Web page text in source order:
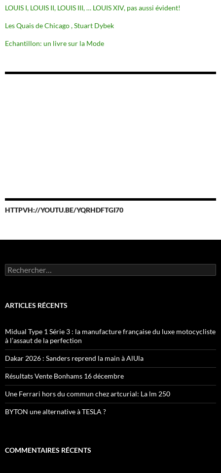
LOUIS I, LOUIS II, LOUIS III, … LOUIS XIV, pas aussi évident!
Les Quais de Chicago , Stuart Dybek
Echantillon: un livre sur la Mode
HTTPVH://YOUTU.BE/YQRHDFTGI70
Rechercher :
ARTICLES RÉCENTS
Midual Type 1 Série 3 : la manufacture française du luxe motocycliste
à l’assaut de la perfection
Dakar 2026 : Sanders reprend la main à AlUla
Résultats Vente Bonhams 16 décembre
Une Ferrari hors du commun chez artcurial: La lm 250
BYTON une alternative à TESLA ?
COMMENTAIRES RÉCENTS